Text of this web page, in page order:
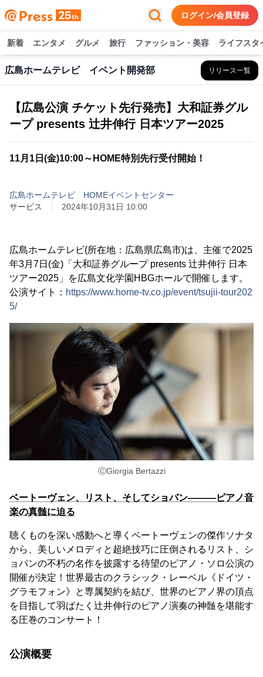
ログイン/会員登録
新着 エンタメ グルメ 旅行 ファッション・美容 ライフスタ
広島ホームテレビ イベント開発部 リリース一覧
【広島公演 チケット先行発売】大和証券グル
ープ presents 辻井伸行 日本ツアー2025
11月1日(金)10:00～HOME特別先行受付開始！
広島ホームテレビ HOMEイベントセンター
サービス
2024年10月31日 10:00
広島ホームテレビ(所在地：広島県広島市)は、主催で2025
年3月7日(金)「大和証券グループ presents 辻󠄀井伸行 日本
ツアー2025」を広島文化学園HBGホールで開催します。
公演サイト： https://www.home-tv.co.jp/event/tsujii-tour202
5/
ⒸGiorgia Bertazzi
ベートーヴェン、リスト、そしてショパン―――ピアノ音
楽の真髄に迫る
聴くものを深い感動へと導くベートーヴェンの傑作ソナタ
から、美しいメロディと超絶技巧に圧倒されるリスト、シ
ョパンの不朽の名作を披露する待望のピアノ・ソロ公演の
開催が決定！世界最古のクラシック・レーベル《ドイツ・
グラモフォン》と専属契約を結び、世界のピアノ界の頂点
を目指して羽ばたく辻󠄀井伸行のピアノ演奏の神髄を堪能す
る圧巻のコンサート！
公演概要